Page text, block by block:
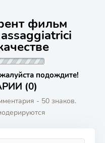
фильм
подождите!
(0)
- 50 знаков.